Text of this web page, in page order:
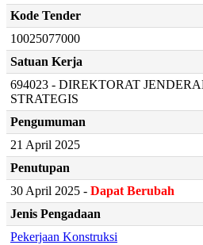
Kode Tender
10025077000
Satuan Kerja
694023 - DIREKTORAT
STRATEGIS
Pengumuman
21 April 2025
Penutupan
30 April 2025 - Dapat Berubah
Jenis Pengadaan
Pekerjaan Konstruksi